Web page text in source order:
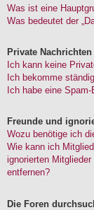
Was ist eine
Was bedeutet der
Private Nachrichten
Ich kann keine
Ich bekomme
Ich habe eine
Freunde und
Wozu benötige ich
Wie kann ich
ignorierten
entfernen?
Die Foren